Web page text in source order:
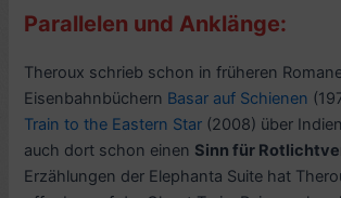
Parallelen und Anklänge:
Theroux schrieb schon in früheren
Eisenbahnbüchern Basar auf Schienen
Train to the Eastern Star (2008) über
auch dort schon einen Sinn für
Erzählungen der Elephanta Suite hat